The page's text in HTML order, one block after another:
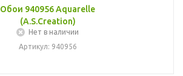
Обои 940956 Aquarelle
(A.S.Creation)
Нет в наличии
Артикул: 940956